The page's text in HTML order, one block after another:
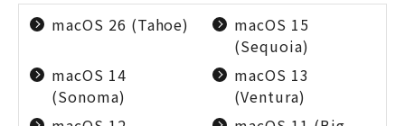
macOS 26 (Tahoe)
macOS 15
(Sequoia)
macOS 14
(Sonoma)
macOS 13
(Ventura)